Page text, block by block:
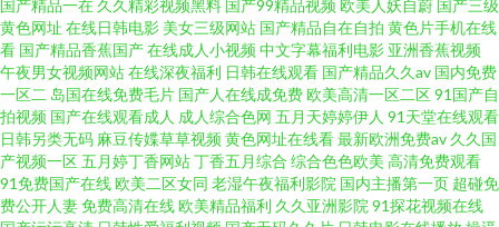
国产精品一在 久久精彩视频黑料 国产99精品视频欧美人妖自蔚 国产三级
黄色网址 在线日韩电影 美女三级网站 国产精品自在自拍 黄色片手机在线
看 国产精品香蕉国产在线成人小视频中文字幕福利电影 亚洲香蕉视频
午夜男女视频网站在线深夜福利 日韩在线观看 国产精品久久av 国内免费
一区二 岛国在线免费毛片 国产人在线成免费欧美高清一区二区91国产自
拍视频 国产在线观看成人 成人综合色网 五月天婷婷伊人 91天堂在线观看
日韩另类无码 麻豆传媟草草视频黄色网址在线看最新欧洲免费av 久久国
产视频一区五月婷丁香网站丁香五月综合 综合色色欧美 高清免费观看
91免费国产在线欧美二区女同 老湿午夜福利影院 国内主播第一页 超碰免
费公开人妻免费高清在线欧美精品福利 久久亚洲影院 91探花视频在线